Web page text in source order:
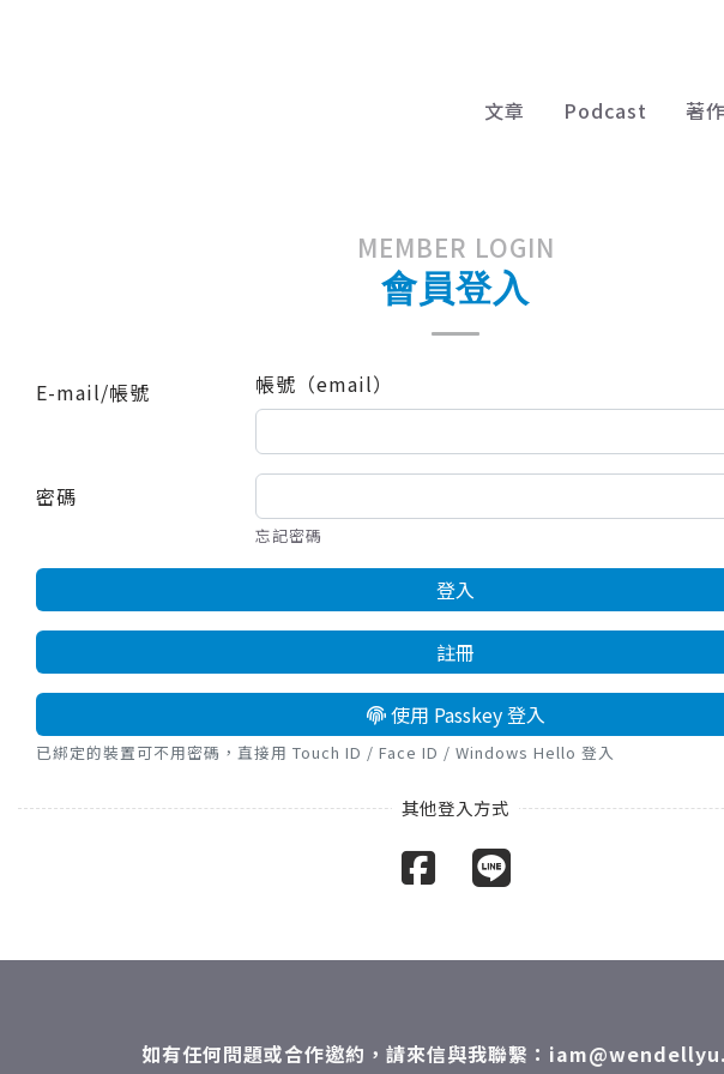
文章 Podcast 著
MEMBER LOGIN
會員登入
E-mail/帳號 帳號（email）
密碼
忘記密碼
登入
註冊
使用 Passkey 登入
已綁定的裝置可不用密碼，直接用 Touch ID / Face ID / Windows Hello 登入
如有任何問題或合作邀約，請來信與我聯繫：